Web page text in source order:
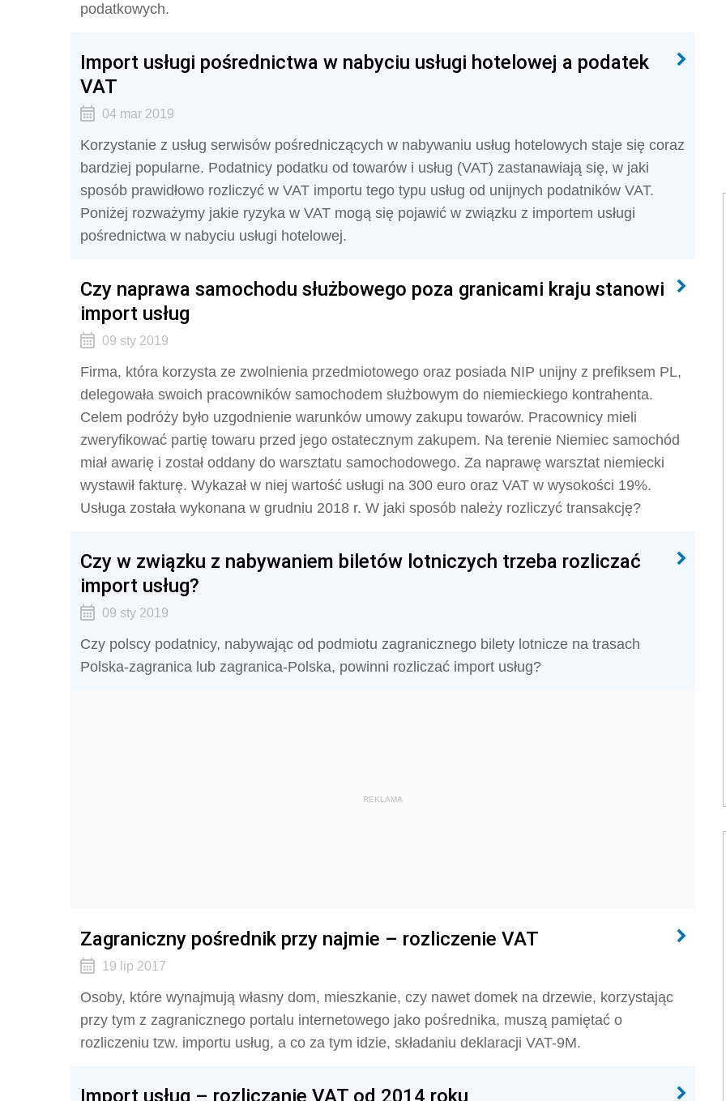
podatkowych.
Import usługi pośrednictwa w nabyciu usługi hotelowej a podatek
VAT
04 mar 2019
Korzystanie z usług serwisów pośredniczących w nabywaniu usług hotelowych staje się coraz
bardziej popularne. Podatnicy podatku od towarów i usług (VAT) zastanawiają się, w jaki
sposób prawidłowo rozliczyć w VAT importu tego typu usług od unijnych podatników VAT.
Poniżej rozważymy jakie ryzyka w VAT mogą się pojawić w związku z importem usługi
pośrednictwa w nabyciu usługi hotelowej.
Czy naprawa samochodu służbowego poza granicami kraju stanowi
import usług
09 sty 2019
Firma, która korzysta ze zwolnienia przedmiotowego oraz posiada NIP unijny z prefiksem PL,
delegowała swoich pracowników samochodem służbowym do niemieckiego kontrahenta.
Celem podróży było uzgodnienie warunków umowy zakupu towarów. Pracownicy mieli
zweryfikować partię towaru przed jego ostatecznym zakupem. Na terenie Niemiec samochód
miał awarię i został oddany do warsztatu samochodowego. Za naprawę warsztat niemiecki
wystawił fakturę. Wykazał w niej wartość usługi na 300 euro oraz VAT w wysokości 19%.
Usługa została wykonana w grudniu 2018 r. W jaki sposób należy rozliczyć transakcję?
Czy w związku z nabywaniem biletów lotniczych trzeba rozliczać
import usług?
09 sty 2019
Czy polscy podatnicy, nabywając od podmiotu zagranicznego bilety lotnicze na trasach
Polska-zagranica lub zagranica-Polska, powinni rozliczać import usług?
REKLAMA
Zagraniczny pośrednik przy najmie – rozliczenie VAT
19 lip 2017
Osoby, które wynajmują własny dom, mieszkanie, czy nawet domek na drzewie, korzystając
przy tym z zagranicznego portalu internetowego jako pośrednika, muszą pamiętać o
rozliczeniu tzw. importu usług, a co za tym idzie, składaniu deklaracji VAT-9M.
Import usług – rozliczanie VAT od 2014 roku